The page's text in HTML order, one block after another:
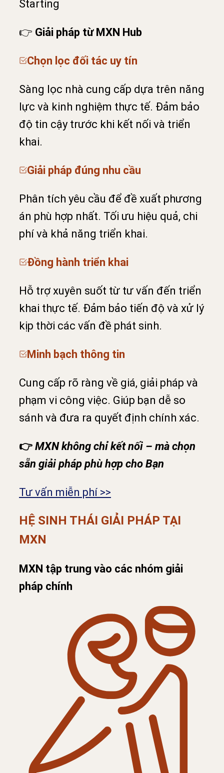
Starting
👉 Giải pháp từ MXN Hub
Chọn lọc đối tác uy tín
Sàng lọc nhà cung cấp dựa trên năng
lực và kinh nghiệm thực tế. Đảm bảo
độ tin cậy trước khi kết nối và triển
khai.
Giải pháp đúng nhu cầu
Phân tích yêu cầu để đề xuất phương
án phù hợp nhất. Tối ưu hiệu quả, chi
phí và khả năng triển khai.
Đồng hành triển khai
Hỗ trợ xuyên suốt từ tư vấn đến triển
khai thực tế. Đảm bảo tiến độ và xử lý
kịp thời các vấn đề phát sinh.
Minh bạch thông tin
Cung cấp rõ ràng về giá, giải pháp và
phạm vi công việc. Giúp bạn dễ so
sánh và đưa ra quyết định chính xác.
👉 MXN không chỉ kết nối – mà chọn
sẵn giải pháp phù hợp cho Bạn
Tư vấn miễn phí >>
HỆ SINH THÁI GIẢI PHÁP TẠI
MXN
MXN tập trung vào các nhóm giải
pháp chính